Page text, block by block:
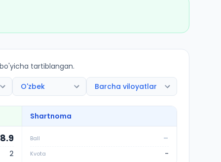
tartiblangan.
Shartnoma
2
Ball -
Kvota -